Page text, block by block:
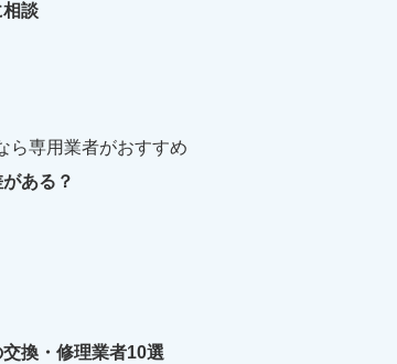
談
ら専用業者がおすすめ
ある？
換・修理業者10選